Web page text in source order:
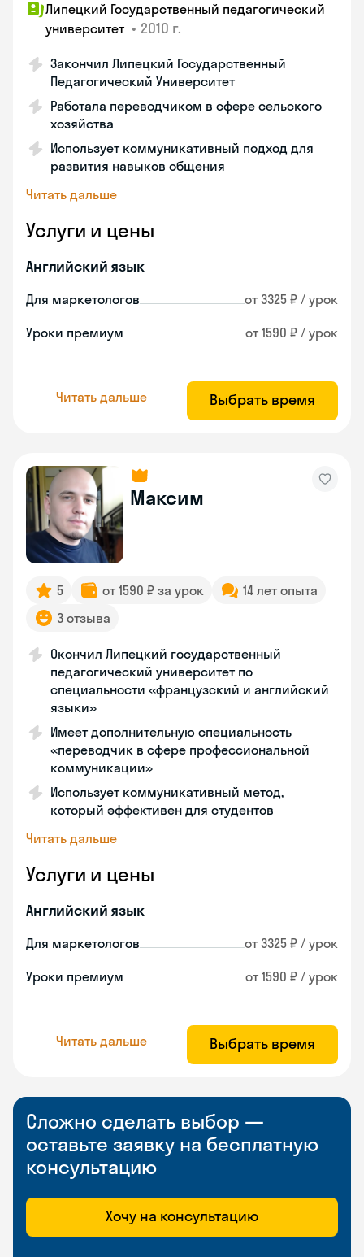
Липецкий Государственный педагогический
университет • 2010 г.
Закончил Липецкий Государственный
Педагогический Университет
Работала переводчиком в сфере сельского
хозяйства
Использует коммуникативный подход для
развития навыков общения
Читать дальше
Услуги и цены
Английский язык
Для маркетологов от 3325 ₽ / урок
Уроки премиум от 1590 ₽ / урок
Читать дальше Выбрать время
Максим
5 от 1590 ₽ за урок
14 лет опыта
3 отзыва
Окончил Липецкий государственный
педагогический университет по
специальности «французский и английский
языки»
Имеет дополнительную специальность
«переводчик в сфере профессиональной
коммуникации»
Использует коммуникативный метод,
который эффективен для студентов
Читать дальше
Услуги и цены
Английский язык
Для маркетологов от 3325 ₽ / урок
Уроки премиум от 1590 ₽ / урок
Читать дальше Выбрать время
Сложно сделать выбор —
оставьте заявку на бесплатную
консультацию
Хочу на консультацию